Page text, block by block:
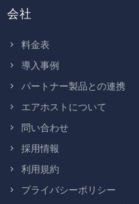
会社
料金表
導入事例
パートナー製品との連携
エアホストについて
問い合わせ
採用情報
利用規約
プライバシーポリシー